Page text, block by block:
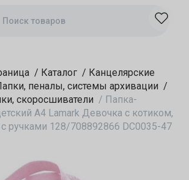
/ Каталог / Канцелярские
пеналы, системы архивации /
скоросшиватели / Папка-
А4 Lamark Девочка с котиком,
ручками 128/708892866 DC0035-47
47